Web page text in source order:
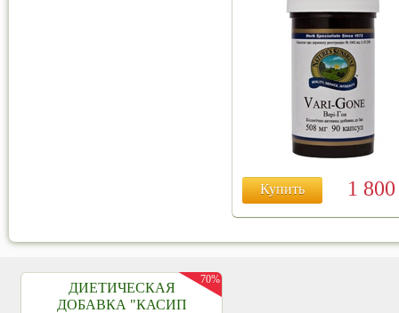
Купить 1
ДИЕТИЧЕСКАЯ
ДОБАВКА "КАСИП
70%